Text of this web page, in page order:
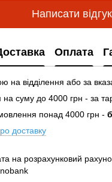
Написати відгук
Оплата
на відділення або за
суму до 4000 грн - за
понад 4000 грн -
доставку
на розрахунковий